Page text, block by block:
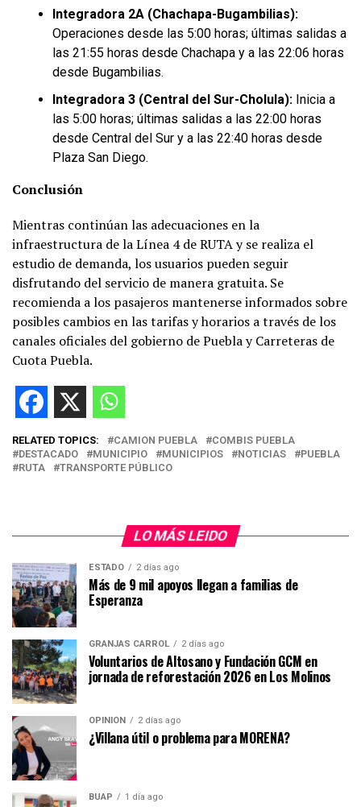
Integradora 2A (Chachapa-Bugambilias):
Operaciones desde las 5:00 horas; últimas salidas a
las 21:55 horas desde Chachapa y a las 22:06 horas
desde Bugambilias.
Integradora 3 (Central del Sur-Cholula): Inicia a
las 5:00 horas; últimas salidas a las 22:00 horas
desde Central del Sur y a las 22:40 horas desde
Plaza San Diego.
Conclusión
Mientras continúan las adecuaciones en la
infraestructura de la Línea 4 de RUTA y se realiza el
estudio de demanda, los usuarios pueden seguir
disfrutando del servicio de manera gratuita. Se
recomienda a los pasajeros mantenerse informados sobre
posibles cambios en las tarifas y horarios a través de los
canales oficiales del gobierno de Puebla y Carreteras de
Cuota Puebla.
RELATED TOPICS: CAMION PUEBLA
COMBIS PUEBLA
DESTACADO
MUNICIPIO MUNICIPIOS NOTICIAS
PUEBLA
RUTA
TRANSPORTE PÚBLICO
LO MÁS LEIDO
ESTADO 2 días ago
Más de 9 mil apoyos llegan a familias de
Esperanza
GRANJAS CARROL 2 días ago
Voluntarios de Altosano y Fundación GCM en
jornada de reforestación 2026 en Los Molinos
OPINIÓN 2 días ago
¿Villana útil o problema para MORENA?
BUAP 1 día ago